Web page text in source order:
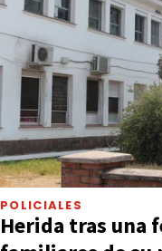
POLICIALES
Herida tras una